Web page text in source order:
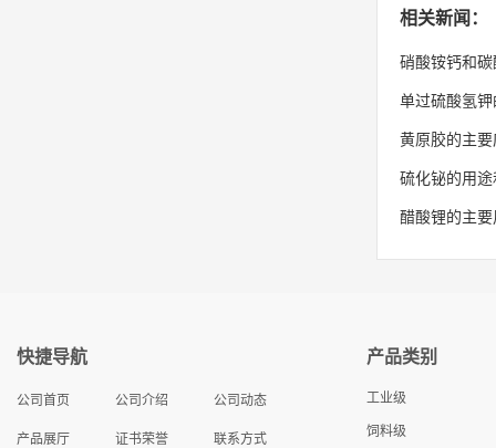
相关新闻：
硝酸铵钙和
单过硫酸氢
黄原胶的主
硫化铋的用
醋酸锂的主
快捷导航
公司首页 公司介绍 公司动态
产品展厅 证书荣誉 联系方式
产品类别
工业级
饲料级